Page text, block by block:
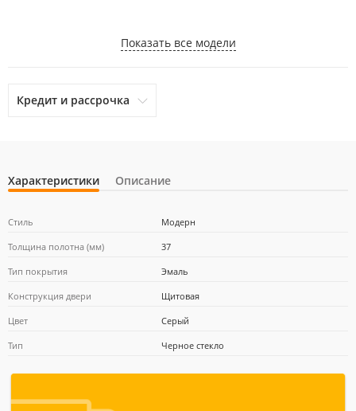
Показать все модели
Кредит и рассрочка
otpbank
Почта Банк
Характеристики
Стиль Модерн
Толщина полотна (мм) 37
Тип покрытия Эмаль
Конструкция двери Щитовая
Цвет Серый
Тип Черное стекло
Описание